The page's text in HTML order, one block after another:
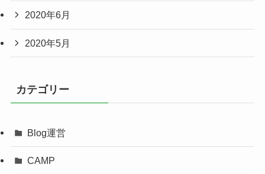
2020年6月
2020年5月
カテゴリー
Blog運営
CAMP